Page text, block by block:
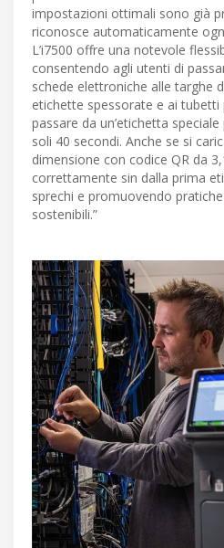
impostazioni ottimali sono già
riconosce automaticamente
L’i7500 offre una notevole
consentendo agli utenti di
schede elettroniche alle targhe
etichette spessorate e ai tubetti
passare da un’etichetta
soli 40 secondi. Anche se si
dimensione con codice QR da
correttamente sin dalla prima
sprechi e promuovendo
sostenibili.”